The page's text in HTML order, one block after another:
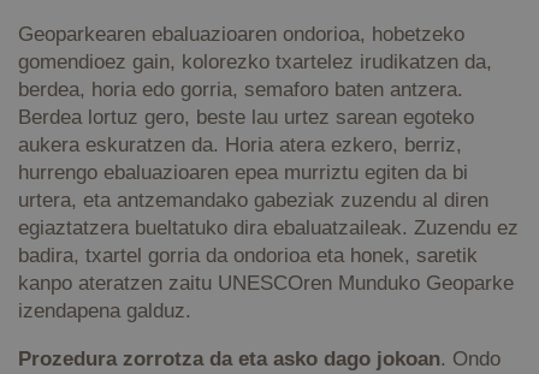
Geoparkearen ebaluazioaren ondorioa, hobetzeko
gomendioez gain, kolorezko txartelez irudikatzen da,
berdea, horia edo gorria, semaforo baten antzera.
Berdea lortuz gero, beste lau urtez sarean egoteko
aukera eskuratzen da. Horia atera ezkero, berriz,
hurrengo ebaluazioaren epea murriztu egiten da bi
urtera, eta antzemandako gabeziak zuzendu al diren
egiaztatzera bueltatuko dira ebaluatzaileak. Zuzendu ez
badira, txartel gorria da ondorioa eta honek, saretik
kanpo ateratzen zaitu UNESCOren Munduko Geoparke
izendapena galduz.
Prozedura zorrotza da eta asko dago jokoan. Ondo